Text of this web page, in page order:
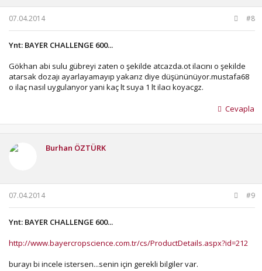
07.04.2014 #8
Ynt: BAYER CHALLENGE 600...
Gökhan abi sulu gübreyi zaten o şekilde atcazda.ot ilacını o şekilde
atarsak dozajı ayarlayamayıp yakarız diye düşününüyor.mustafa68
o ilaç nasıl uygulanyor yani kaç lt suya 1 lt ilacı koyacgz.
Cevapla
Burhan ÖZTÜRK
07.04.2014 #9
Ynt: BAYER CHALLENGE 600...
http://www.bayercropscience.com.tr/cs/ProductDetails.aspx?id=212
burayı bi incele istersen...senin için gerekli bilgiler var.